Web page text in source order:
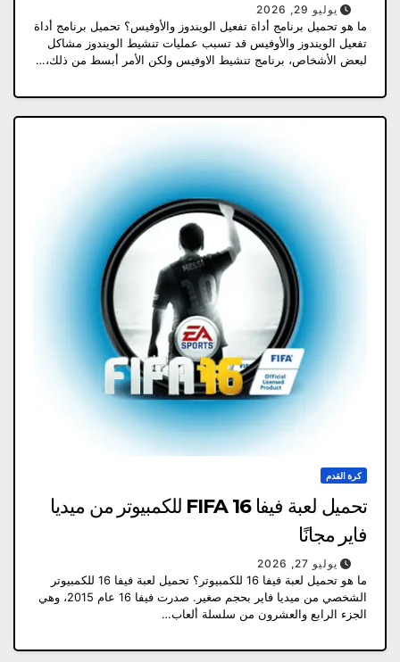
يوليو 29, 2026
ما هو تحميل برنامج أداة تفعيل الويندوز والأوفيس؟ تحميل برنامج أداة
تفعيل الويندوز والأوفيس قد تسبب عمليات تنشيط الويندوز مشاكل
لبعض الأشخاص، برنامج تنشيط الاوفيس ولكن الأمر أبسط من ذلك،…
كرة القدم
تحميل لعبة فيفا 16 FIFA للكمبيوتر من ميديا
فاير مجانًا
يوليو 27, 2026
ما هو تحميل لعبة فيفا 16 للكمبيوتر؟ تحميل لعبة فيفا 16 للكمبيوتر
الشخصي من ميديا ​​فاير بحجم صغير. صدرت فيفا 16 عام 2015، وهي
الجزء الرابع والعشرون من سلسلة ألعاب…